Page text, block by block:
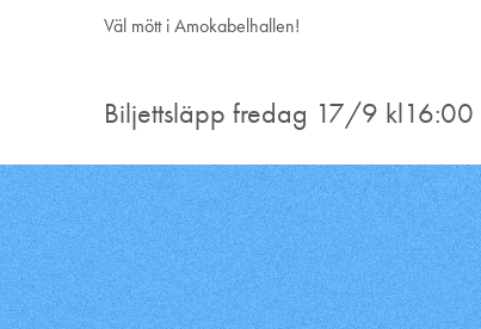
Väl mött i Amokabelhallen!
Biljettsläpp fredag 17/9 kl16:00